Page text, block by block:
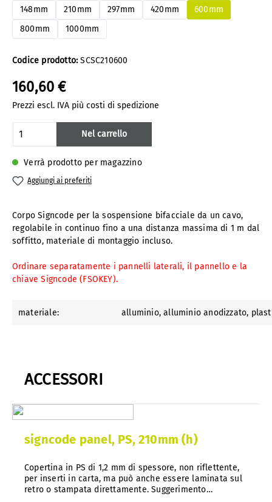
Codice prodotto:SCSC210600
160,60 €
Prezzi escl. IVA più costi di spedizione
Verrà prodotto per magazzino
148mm
210mm 297mm 420mm
600mm
800mm
1000mm
Quantità del prodotto: inserisci la
Nel carrello
Aggiungi ai preferiti
Corpo Signcode per la sospensione bifacciale da un cavo,
regolabile in continuo fino a una distanza massima di 1 m dal
soffitto, materiale di montaggio incluso.
Ordinare separatamente i pannelli laterali, il pannello e la
chiave Signcode (FSOKEY).
materiale: alluminio, alluminio anodizzato,
ACCESSORI
signcode panel, PS, 210mm (h)
Copertina in PS di 1,2 mm di spessore, non riflettente,
per inserti in carta, ma può anche essere laminata sul
retro o stampata direttamente. Suggerimento